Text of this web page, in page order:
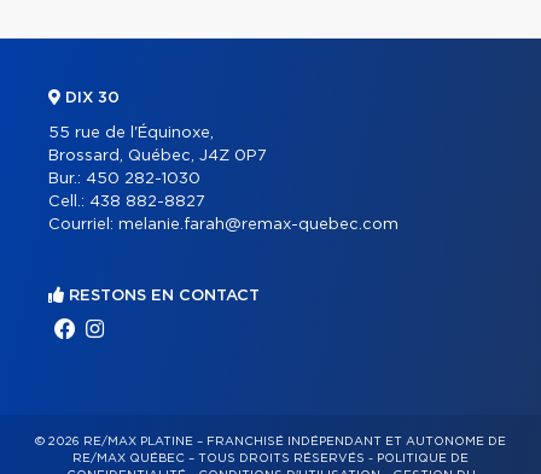
DIX 30
55 rue de l'Équinoxe,
Brossard, Québec, J4Z 0P7
Bur.: 450 282-1030
Cell.: 438 882-8827
Courriel: melanie.farah@remax-quebec.com
RESTONS EN CONTACT
© 2026 RE/MAX PLATINE – FRANCHISÉ INDÉPENDANT ET AUTONOME DE
RE/MAX QUÉBEC – TOUS DROITS RÉSERVÉS - POLITIQUE DE